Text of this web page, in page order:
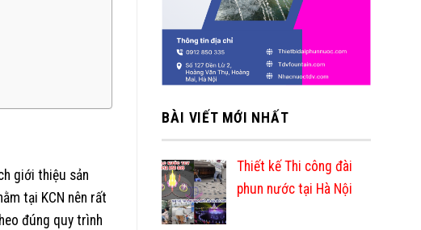
giới thiệu sản
tại KCN nên rất
đúng quy trình
BÀI VIẾT MỚI NHẤT
Thiết kế Thi công đài
phun nước tại Hà Nội